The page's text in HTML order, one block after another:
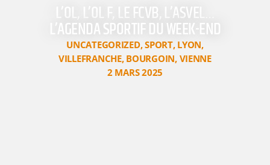
L’OL, L’OL F, LE FCVB, L’ASVEL…
L’AGENDA SPORTIF DU WEEK-END
UNCATEGORIZED,SPORT, LYON,
VILLEFRANCHE, BOURGOIN, VIENNE
2 MARS 2025